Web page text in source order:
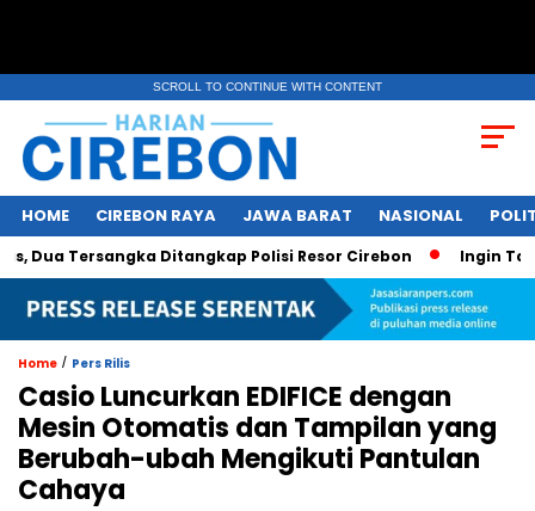
SCROLL TO CONTINUE WITH CONTENT
HOME CIREBON RAYA JAWA BARAT NASIONAL
Tersangka Ditangkap Polisi Resor Cirebon Ingin Tampil
Home / Pers Rilis
Casio Luncurkan EDIFICE dengan
Mesin Otomatis dan Tampilan yang
Berubah-ubah Mengikuti Pantulan
Cahaya